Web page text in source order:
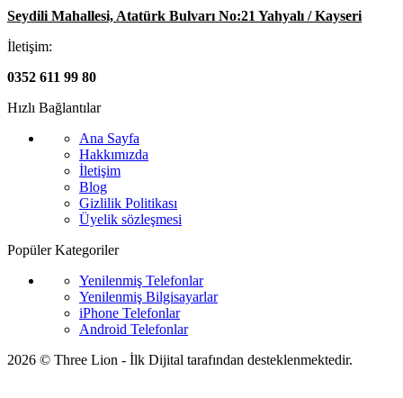
Seydili Mahallesi, Atatürk Bulvarı No:21 Yahyalı / Kayseri
İletişim:
0352 611 99 80
Hızlı Bağlantılar
Ana Sayfa
Hakkımızda
İletişim
Blog
Gizlilik Politikası
Üyelik sözleşmesi
Popüler Kategoriler
Yenilenmiş Telefonlar
Yenilenmiş Bilgisayarlar
iPhone Telefonlar
Android Telefonlar
2026 © Three Lion - İlk Dijital tarafından desteklenmektedir.